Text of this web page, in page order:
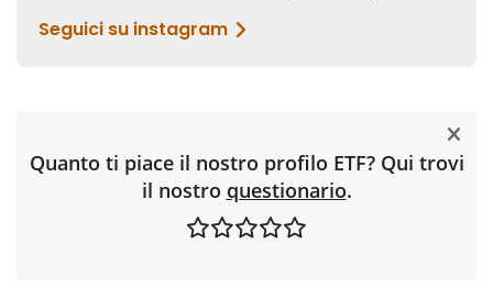
Quanto ti piace il nostro profilo ETF? Qui trovi
il nostro questionario.